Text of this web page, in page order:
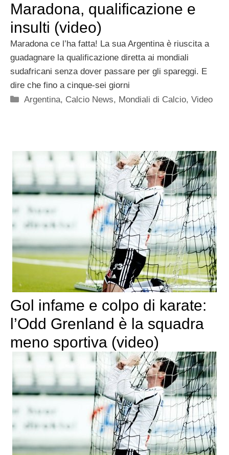
Maradona, qualificazione e
insulti (video)
Maradona ce l’ha fatta! La sua Argentina è riuscita a
guadagnare la qualificazione diretta ai mondiali
sudafricani senza dover passare per gli spareggi. E
dire che fino a cinque-sei giorni
Categorie
Argentina, Calcio News, Mondiali di Calcio,Video
Gol infame e colpo di karate:
l’Odd Grenland è la squadra
meno sportiva (video)